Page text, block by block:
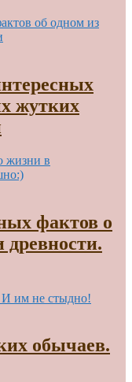
жутких
фактов о
древности.
обычаев.